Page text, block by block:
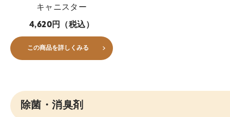
キャニスター
4,620円（税込）
この商品を詳しくみる
除菌・消臭剤